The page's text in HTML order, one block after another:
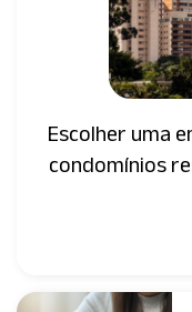
Escolher uma
condomínios